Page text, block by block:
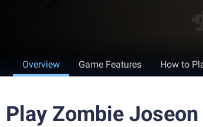
Overview Game Features How to
Play Zombie